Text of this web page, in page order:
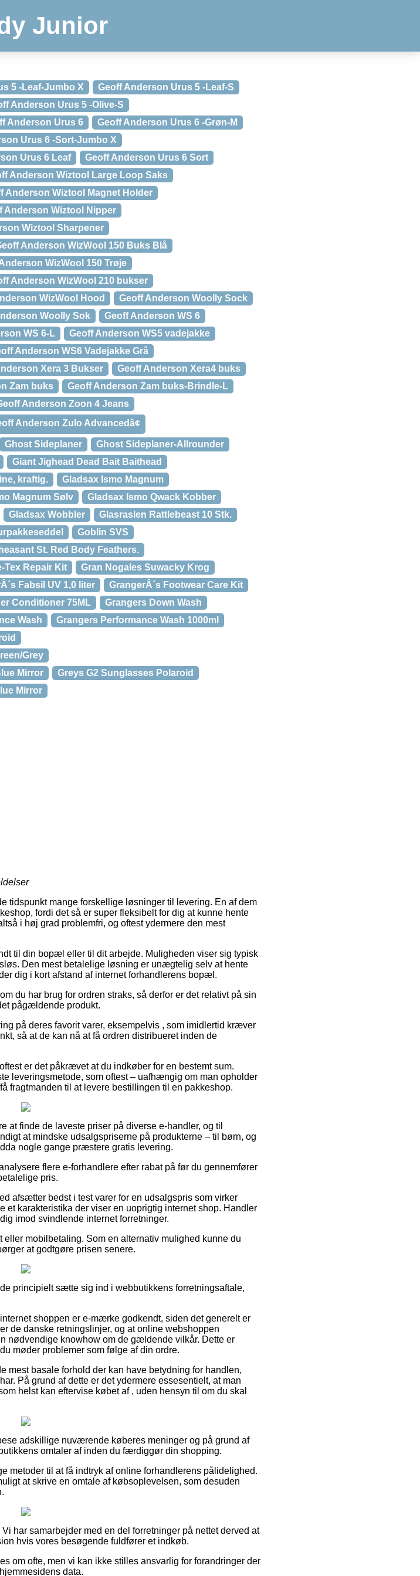
Junior
5 -Leaf-Jumbo X
Geoff Anderson Urus 5 -Leaf-S
Anderson Urus 5 -Olive-S
Anderson Urus 6
Geoff Anderson Urus 6 -Grøn-M
Urus 6 -Sort-Jumbo X
Urus 6 Leaf
Geoff Anderson Urus 6 Sort
Anderson Wiztool Large Loop Saks
Anderson Wiztool Magnet Holder
Anderson Wiztool Nipper
Wiztool Sharpener
Anderson WizWool 150 Buks Blå
WizWool 150 Trøje
Anderson WizWool 210 bukser
WizWool Hood
Geoff Anderson Woolly Sock
Woolly Sok
Geoff Anderson WS 6
WS 6-L
Geoff Anderson WS5 vadejakke
Anderson WS6 Vadejakke Grå
Xera 3 Bukser
Geoff Anderson Xera4 buks
Zam buks
Geoff Anderson Zam buks-Brindle-L
Anderson Zoon 4 Jeans
Anderson Zulo Advancedâ¢
Ghost Sideplaner
Ghost Sideplaner-Allrounder
Giant Jighead Dead Bait Baithead
kraftig.
Gladsax Ismo Magnum
Magnum Sølv
Gladsax Ismo Qwack Kobber
Gladsax Wobbler
Glasraslen Rattlebeast 10 Stk.
Goblin SVS
St. Red Body Feathers.
Tex Repair Kit
Gran Nogales Suwacky Krog
Fabsil UV 1,0 liter
GrangerÂ´s Footwear Care Kit
Conditioner 75ML
Grangers Down Wash
Wash
Grangers Performance Wash 1000ml
Grey
Mirror
Greys G2 Sunglasses Polaroid
Mirror
tidspunkt mange forskellige løsninger til levering. En af dem
fordi det så er super fleksibelt for dig at kunne hente
i høj grad problemfri, og oftest ydermere den mest
til din bopæl eller til dit arbejde. Muligheden viser sig typisk
Den mest betalelige løsning er unægtelig selv at hente
dig i kort afstand af internet forhandlerens bopæl.
du har brug for ordren straks, så derfor er det relativt på sin
pågældende produkt.
på deres favorit varer, eksempelvis , som imidlertid kræver
så at de kan nå at få ordren distribueret inden de
er det påkrævet at du indkøber for en bestemt sum.
leveringsmetode, som oftest – uafhængig om man opholder
fragtmanden til at levere bestillingen til en pakkeshop.
at finde de laveste priser på diverse e-handler, og til
at mindske udsalgspriserne på produkterne – til børn, og
nogle gange præstere gratis levering.
flere e-forhandlere efter rabat på før du gennemfører
pris.
afsætter bedst i test varer for en udsalgspris som virker
karakteristika der viser en uoprigtig internet shop. Handler
imod svindlende internet forretninger.
mobilbetaling. Som en alternativ mulighed kunne du
at godtgøre prisen senere.
principielt sætte sig ind i webbutikkens forretningsaftale,
shoppen er e-mærke godkendt, siden det generelt er
de danske retningslinjer, og at online webshoppen
nødvendige knowhow om de gældende vilkår. Dette er
møder problemer som følge af din ordre.
mest basale forhold der kan have betydning for handlen,
På grund af dette er det ydermere essesentielt, at man
helst kan eftervise købet af , uden hensyn til om du skal
adskillige nuværende køberes meninger og på grund af
omtaler af inden du færdiggør din shopping.
metoder til at få indtryk af online forhandlerens pålidelighed.
at skrive en omtale af købsoplevelsen, som desuden
har samarbejder med en del forretninger på nettet derved at
hvis vores besøgende fuldfører et indkøb.
om ofte, men vi kan ikke stilles ansvarlig for forandringer der
data.